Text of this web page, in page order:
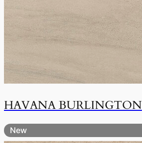
HAVANA BURLINGTON
New